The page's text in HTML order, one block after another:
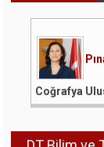
Coğrafya